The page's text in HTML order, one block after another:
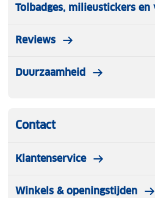
Tolbadges, milieustickers en
Reviews
Duurzaamheid
Contact
Klantenservice
Winkels & openingstijden